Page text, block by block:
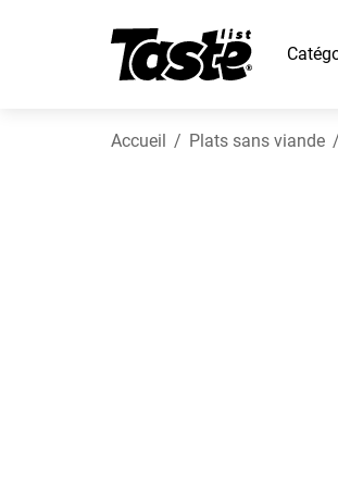
Accueil Plats sans viande